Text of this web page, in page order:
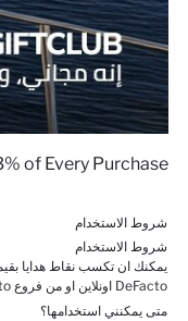
of Every Purchase
شروط الاستخدام
شروط الاستخدام
DeFacto اونلاين او من فروع DeFacto
متى يمكنني استخدامها؟